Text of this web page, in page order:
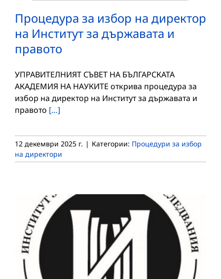
Процедура за избор на директор
на Институт за държавата и
правото
УПРАВИТЕЛНИЯТ СЪВЕТ НА БЪЛГАРСКАТА
АКАДЕМИЯ НА НАУКИТЕ открива процедура за
избор на директор на Институт за държавата и
правото […]
12 декември 2025 г. | Категории: Процедури за избор
на директори